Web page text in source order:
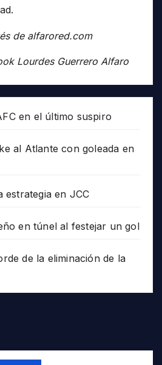
de alfarored.com
Lourdes Guerrero Alfaro
en el último suspiro
al Atlante con goleada en
estrategia en JCC
en túnel al festejar un gol
de la eliminación de la